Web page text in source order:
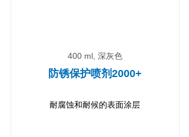
400 ml, 深灰色
防锈保护喷剂2000+
耐腐蚀和耐候的表面涂层